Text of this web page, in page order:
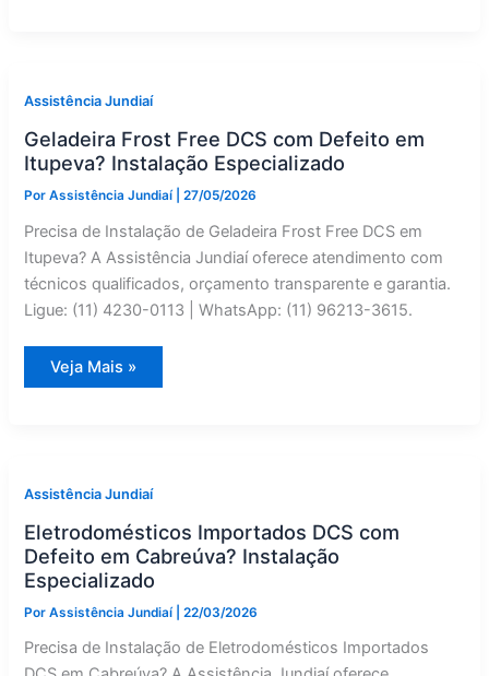
Paulista
|
Jundiaí
Assistência Jundiaí
Geladeira Frost Free DCS com Defeito em
Itupeva? Instalação Especializado
PorAssistência Jundiaí |27/05/2026
Precisa de Instalação de Geladeira Frost Free DCS em
Itupeva? A Assistência Jundiaí oferece atendimento com
técnicos qualificados, orçamento transparente e garantia.
Ligue: (11) 4230-0113 | WhatsApp: (11) 96213-3615.
Geladeira
Frost
Instalação
Especializado
Veja Mais »
Assistência Jundiaí
Eletrodomésticos Importados DCS com
Defeito em Cabreúva? Instalação
Especializado
PorAssistência Jundiaí |22/03/2026
Precisa de Instalação de Eletrodomésticos Importados